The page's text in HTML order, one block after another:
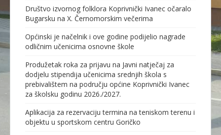
Društvo izvornog folklora Koprivnički Ivanec očaralo
Bugarsku na X. Černomorskim večerima
Općinski je načelnik i ove godine podijelio nagrade
odličnim učenicima osnovne škole
Produžetak roka za prijavu na Javni natječaj za
dodjelu stipendija učenicima srednjih škola s
prebivalištem na području općine Koprivnički Ivanec
za školsku godinu 2026./2027.
Aplikacija za rezervaciju termina na teniskom terenu i
objektu u sportskom centru Goričko